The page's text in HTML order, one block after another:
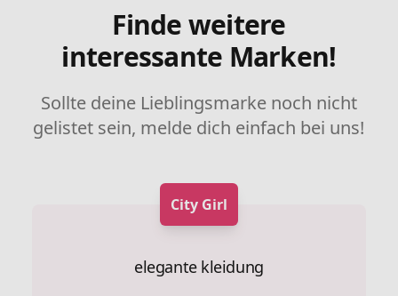
Finde weitere
interessante Marken!
Sollte deine Lieblingsmarke noch nicht
gelistet sein, melde dich einfach bei uns!
City Girl
elegante kleidung